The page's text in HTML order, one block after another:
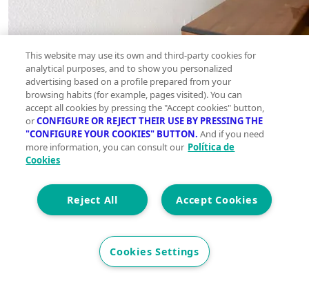
This website may use its own and third-party cookies for
analytical purposes, and to show you personalized
advertising based on a profile prepared from your
browsing habits (for example, pages visited). You can
accept all cookies by pressing the "Accept cookies" button,
orCONFIGURE OR REJECT THEIR USE BY PRESSING THE
"CONFIGURE YOUR COOKIES" BUTTON. And if you need
more information, you can consult our Política de
Cookies
Accept Cookies
Reject All
Cookies Settings